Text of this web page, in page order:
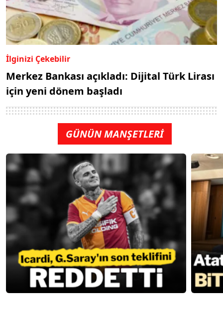
İlginizi Çekebilir
Merkez Bankası açıkladı: Dijital Türk Lirası
için yeni dönem başladı
GÜNÜN MANŞETLERİ